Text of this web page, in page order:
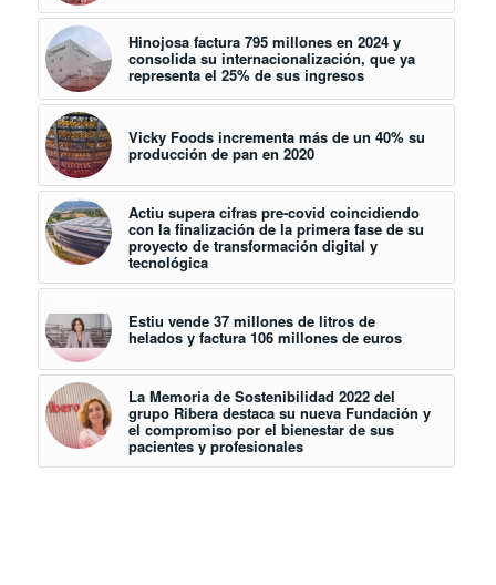
Hinojosa factura 795 millones en 2024 y
consolida su internacionalización, que ya
representa el 25% de sus ingresos
Vicky Foods incrementa más de un 40% su
producción de pan en 2020
Actiu supera cifras pre-covid coincidiendo
con la finalización de la primera fase de su
proyecto de transformación digital y
tecnológica
Estiu vende 37 millones de litros de
helados y factura 106 millones de euros
La Memoria de Sostenibilidad 2022 del
grupo Ribera destaca su nueva Fundación y
el compromiso por el bienestar de sus
pacientes y profesionales